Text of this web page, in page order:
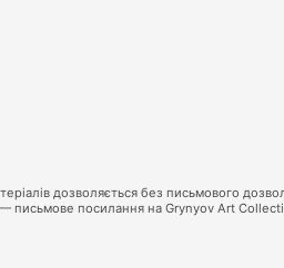
дозволяється без письмового
письмове посилання на Grynyov Art